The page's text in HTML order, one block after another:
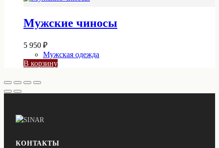
Мужские чиносы
5 950 ₽
Мужская одежда
В корзину
КОНТАКТЫ